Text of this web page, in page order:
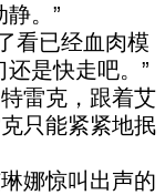
。”
看已经血肉模
是快走吧。”
雷克，跟着艾
只能紧紧地抿
娜惊叫出声的